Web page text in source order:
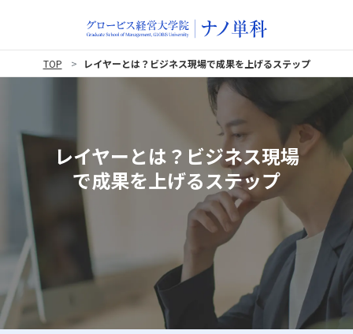
TOP レイヤーとは？ビジネス現場で成果を上げるステップ
レイヤーとは？ビジネス現場
で成果を上げるステップ